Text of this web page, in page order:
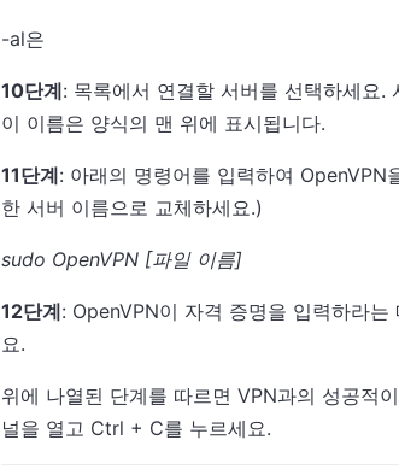
-al은
10단계: 목록에서 연결할 서버를 선택하세요.
이 이름은 양식의 맨 위에 표시됩니다.
11단계: 아래의 명령어를 입력하여
한 서버 이름으로 교체하세요.)
sudo OpenVPN [파일 이름]
12단계: OpenVPN이 자격 증명을 입력하라
요.
위에 나열된 단계를 따르면 VPN과의 성공적
널을 열고 Ctrl + C를 누르세요.